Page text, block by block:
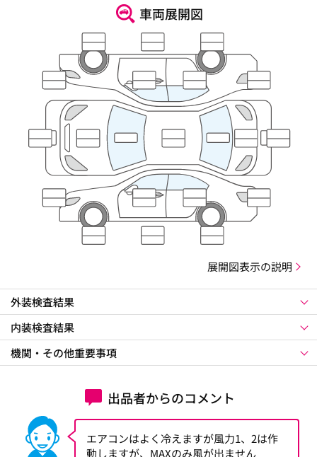
車両展開図
展開図表示の説明
外装検査結果
内装検査結果
機関・その他重要事項
出品者からのコメント
エアコンはよく冷えますが風力1、2は作
動しますが、MAXのみ風が出ません